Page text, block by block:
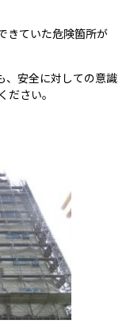
きていた危険箇所が
、安全に対しての意識
さい。